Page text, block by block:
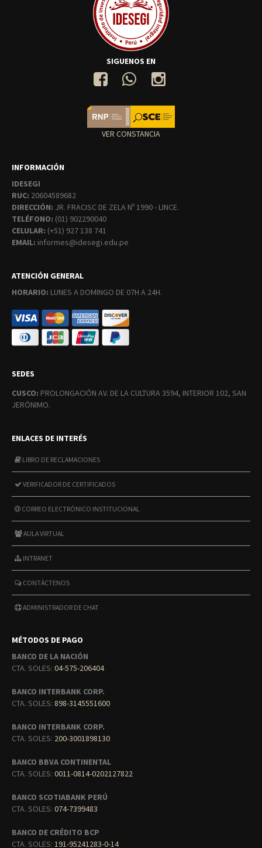
SIGUENOS EN
VER CONSTANCIA
INFORMACIÓN
IDESEGI
RUC: 20604589682
DIRECCIÓN: JR. FRACISC DE ZELA Nº 1990 - LINCE.
TELÉFONO: (01) 902290040
CELULAR: (+51) 927 138 741
EMAIL: informes@idesegi.edu.pe
ATENCIÓN GENERAL
HORARIO: LUNES A DOMINGO DE 07H A 24H.
SEDES
CUSCO: PROLONGACIÓN AV. DE LA CULTURA 3594, INTERIOR 102, SAN
JERÓNIMO.
ENLACES DE INTERÉS
LIBRO DE RECLAMACIONES
VERIFICADOR DE CERTIFICADOS
CORREO ELECTRÓNICO INSTITUCIONAL
AULA VIRTUAL
INTRANET
CONTÁCTENOS
ADMINISTRADOR DE CHAT
MÉTODOS DE PAGO
BANCO DE LA NACIÓN
CTA. SOLES: 04-575-206404
BANCO INTERBANK CORP.
CTA. SOLES: 898-3145551600
BANCO INTERBANK CORP.
CTA. SOLES: 200-3001898130
BANCO BBVA CONTINENTAL
CTA. SOLES: 0011-0814-0202127822
BANCO SCOTIABANK PERÚ
CTA. SOLES: 074-7399483
BANCO DE CRÉDITO BCP
CTA. SOLES: 191-95241283-0-14